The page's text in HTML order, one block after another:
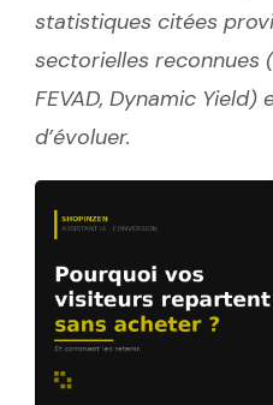
statistiques citées
sectorielles reconnues
FEVAD, Dynamic
d’évoluer.